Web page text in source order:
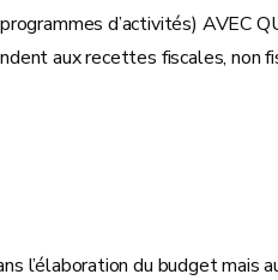
d’activités) AVEC
aux recettes fiscales, non
l’élaboration du budget mais